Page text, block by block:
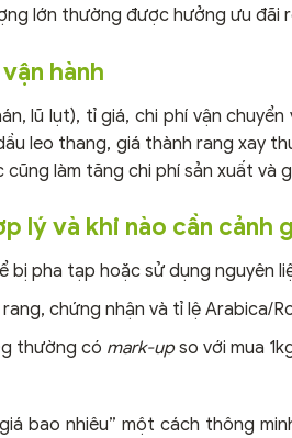
lớn thường được hưởng ưu đãi
hành
lũ lụt), tỉ giá, chi phí vận
leo thang, giá thành rang xay
làm tăng chi phí sản xuất và
lý và khi nào cần cảnh
bị pha tạp hoặc sử dụng nguyên
chứng nhận và tỉ lệ Arabica/
thường có mark-upso với mua
bao nhiêu” một cách thông